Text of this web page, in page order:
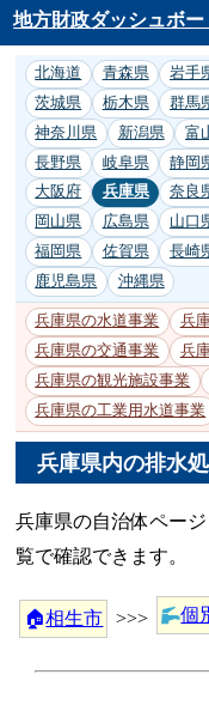
地方財政ダッシュボー
北海道 青森県 岩手
茨城県
栃木県 群馬
神奈川県
新潟県 富
長野県
岐阜県 静岡
大阪府
兵庫県 奈良
岡山県
広島県 山口
福岡県
佐賀県 長崎
鹿児島県
沖縄県
兵庫県の水道事業 兵
兵庫県の交通事業
兵
兵庫県の観光施設事業
兵庫県の工業用水道事業
兵庫県内の排水
兵庫県の自治体ペー
覧で確認できます。
🏠相生市 >>> 個